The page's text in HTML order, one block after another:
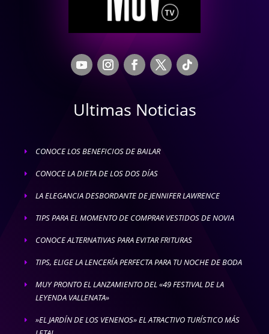
Ultimas Noticias
E CONOCE LOS BENEFICIOS DE BAILAR
E CONOCE LA DIETA DE LOS DOS DÍAS
E LA ELEGANCIA DESBORDANTE DE JENNIFER LAWRENCE
E TIPS PARA EL MOMENTO DE COMPRAR VESTIDOS DE NOVIA
E CONOCE ALTERNATIVAS PARA EVITAR FRITURAS
E TIPS, ELIGE LA LENCERÍA PERFECTA PARA TU NOCHE DE BODA
E
MUY PRONTO EL LANZAMIENTO DEL «49 FESTIVAL DE LA
LEYENDA VALLENATA»
E
»EL JARDÍN DE LOS VENENOS» EL ATRACTIVO TURÍSTICO MÁS